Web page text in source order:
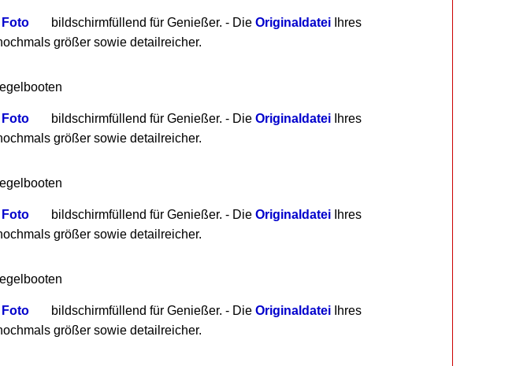
bildschirmfüllend für Genießer. - Die OriginaldateiIhres
größer sowie detailreicher.
bildschirmfüllend für Genießer. - Die OriginaldateiIhres
größer sowie detailreicher.
bildschirmfüllend für Genießer. - Die OriginaldateiIhres
größer sowie detailreicher.
bildschirmfüllend für Genießer. - Die OriginaldateiIhres
größer sowie detailreicher.